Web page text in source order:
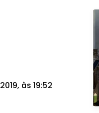
às 19:52